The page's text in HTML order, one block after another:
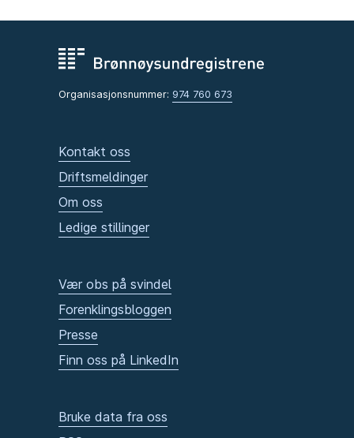
Organisasjonsnummer: 974 760 673
Kontakt oss
Driftsmeldinger
Om oss
Ledige stillinger
Vær obs på svindel
Forenklingsbloggen
Presse
Finn oss på LinkedIn
Bruke data fra oss